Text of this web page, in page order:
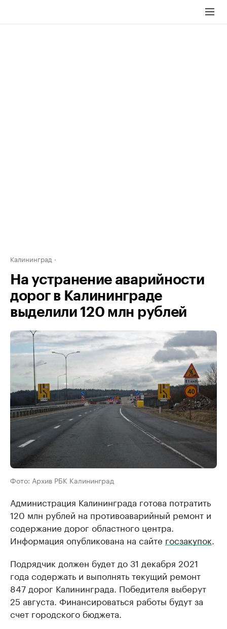
Калининград
На устранение аварийности
дорог в Калининграде
выделили 120 млн рублей
Фото: Архив РБК Калининград
Администрация Калининграда готова потратить
120 млн рублей на противоаварийный ремонт и
содержание дорог областного центра.
Информация опубликована на сайте госзакупок.
Подрядчик должен будет до 31 декабря 2021
года содержать и выполнять текущий ремонт
847 дорог Калининграда. Победителя выберут
25 августа. Финансироваться работы будут за
счет городского бюджета.